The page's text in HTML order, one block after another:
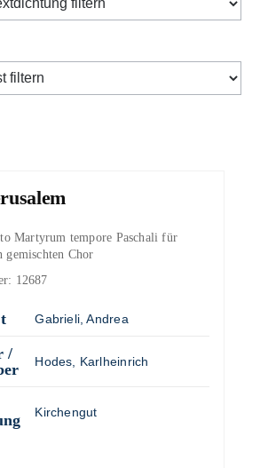
Martyrum tempore Paschali für
gemischten Chor
12687
Gabrieli, Andrea
/
Hodes, Karlheinrich
Kirchengut